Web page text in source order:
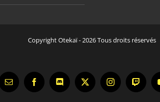
Copyright Otekaï -2026 Tous droits réservés
Email FacebookDiscordX InstagramTwitch